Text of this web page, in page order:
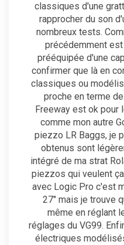
classiques d'une
rapprocher du son
nombreux tests.
précédemment
prééquipée d'une
confirmer que là en
classiques ou
proche en terme
Freeway est ok pour
comme mon autre
piezzo LR Baggs, je
obtenus sont
intégré de ma strat
piezzos qui veulent
avec Logic Pro c'est
27" mais je trouve
même en réglant
réglages du VG99.
électriques